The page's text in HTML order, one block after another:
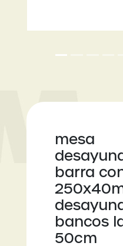
mesa
barra
bancos
50cm